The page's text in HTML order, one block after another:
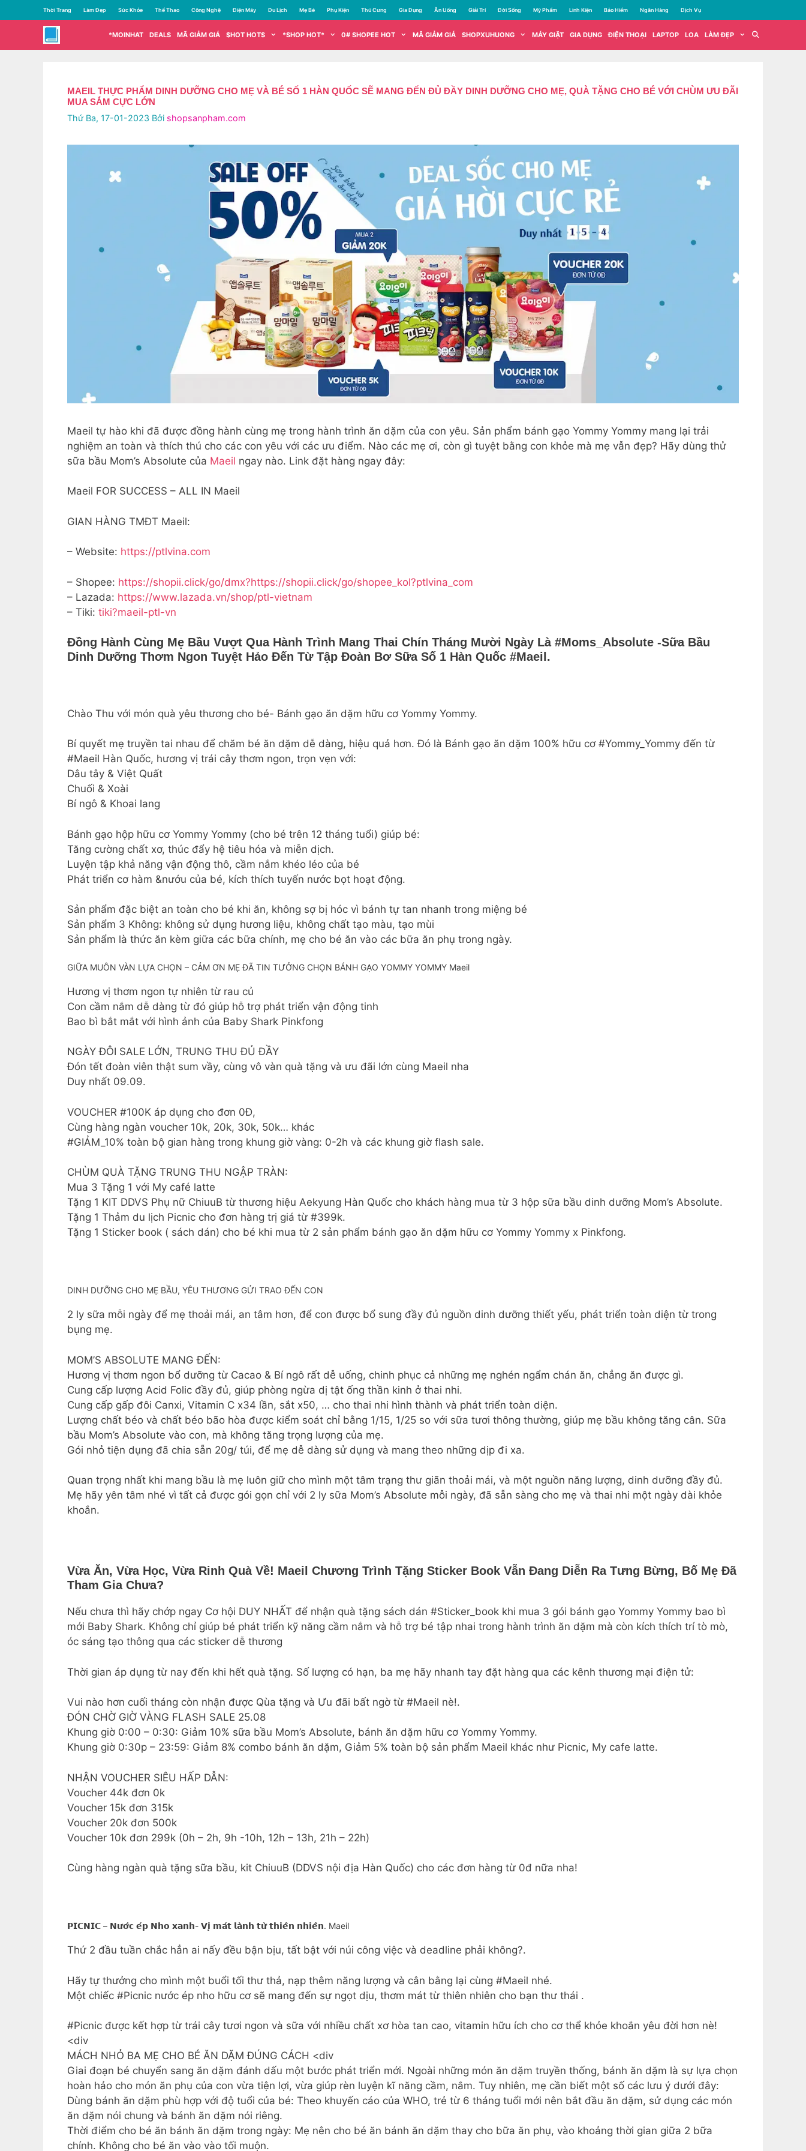
đến
dung
Thời Trang Làm Đẹp Sức Khỏe Thể Thao Công Nghệ Điện Máy Du Lịch Mẹ Bé Phụ Kiện Thú Cưng Gia Dụng Ăn Uống Giải Trí Đời Sống Mỹ Phẩm Linh Kiện Bảo Hiểm Ngân Hàng Dịch Vụ
*MOINHAT DEALS MÃ GIẢM GIÁ $HOT HOT$ *SHOP HOT* 0# SHOPEE HOT MÃ GIẢM GIÁ SHOPXUHUONG MÁY GIẶT GIA DỤNG ĐIỆN THOẠI LAPTOP LOA LÀM ĐẸP
MAEIL THỰC PHẨM DINH DƯỠNG CHO MẸ VÀ BÉ SỐ 1 HÀN QUỐC SẼ MANG ĐẾN ĐỦ ĐẦY DINH DƯỠNG CHO MẸ, QUÀ TẶNG CHO BÉ VỚI CHÙM ƯU ĐÃI
MUA SẮM CỰC LỚN
Thứ Ba, 17-01-2023 Bởi shopsanpham.com
Maeil tự hào khi đã được đồng hành cùng mẹ trong hành trình ăn dặm của con yêu. Sản phẩm bánh gạo Yommy Yommy mang lại trải
nghiệm an toàn và thích thú cho các con yêu với các ưu điểm. Nào các mẹ ơi, còn gì tuyệt bằng con khỏe mà mẹ vẫn đẹp? Hãy dùng thử
sữa bầu Mom’s Absolute của Maeil ngay nào. Link đặt hàng ngay đây:
Maeil FOR SUCCESS – ALL IN Maeil
GIAN HÀNG TMĐT Maeil:
– Website: https://ptlvina.com
– Shopee: https://shopii.click/go/dmx?https://shopii.click/go/shopee_kol?ptlvina_com
– Lazada: https://www.lazada.vn/shop/ptl-vietnam
– Tiki: tiki?maeil-ptl-vn
Đồng Hành Cùng Mẹ Bầu Vượt Qua Hành Trình Mang Thai Chín Tháng Mười Ngày Là #Moms_Absolute -sữa Bầu
Dinh Dưỡng Thơm Ngon Tuyệt Hảo Đến Từ Tập Đoàn Bơ Sữa Số 1 Hàn Quốc #Maeil.
Chào Thu với món quà yêu thương cho bé- Bánh gạo ăn dặm hữu cơ Yommy Yommy.
Bí quyết mẹ truyền tai nhau để chăm bé ăn dặm dễ dàng, hiệu quả hơn. Đó là Bánh gạo ăn dặm 100% hữu cơ #Yommy_Yommy đến từ
#Maeil Hàn Quốc, hương vị trái cây thơm ngon, trọn vẹn với:
Dâu tây & Việt Quất
Chuối & Xoài
Bí ngô & Khoai lang
Bánh gạo hộp hữu cơ Yommy Yommy (cho bé trên 12 tháng tuổi) giúp bé:
Tăng cường chất xơ, thúc đẩy hệ tiêu hóa và miễn dịch.
Luyện tập khả năng vận động thô, cầm nắm khéo léo của bé
Phát triển cơ hàm &nướu của bé, kích thích tuyến nước bọt hoạt động.
Sản phẩm đặc biệt an toàn cho bé khi ăn, không sợ bị hóc vì bánh tự tan nhanh trong miệng bé
Sản phẩm 3 Không: không sử dụng hương liệu, không chất tạo màu, tạo mùi
Sản phẩm là thức ăn kèm giữa các bữa chính, mẹ cho bé ăn vào các bữa ăn phụ trong ngày.
GIỮA MUÔN VÀN LỰA CHỌN – CẢM ƠN MẸ ĐÃ TIN TƯỞNG CHỌN BÁNH GẠO YOMMY YOMMY Maeil
Hương vị thơm ngon tự nhiên từ rau củ
Con cầm nắm dễ dàng từ đó giúp hỗ trợ phát triển vận động tinh
Bao bì bắt mắt với hình ảnh của Baby Shark Pinkfong
NGÀY ĐÔI SALE LỚN, TRUNG THU ĐỦ ĐẦY
Đón tết đoàn viên thật sum vầy, cùng vô vàn quà tặng và ưu đãi lớn cùng Maeil nha
Duy nhất 09.09.
VOUCHER #100K áp dụng cho đơn 0Đ,
Cùng hàng ngàn voucher 10k, 20k, 30k, 50k… khác
#GIẢM_10% toàn bộ gian hàng trong khung giờ vàng: 0-2h và các khung giờ flash sale.
CHÙM QUÀ TẶNG TRUNG THU NGẬP TRÀN:
Mua 3 Tặng 1 với My café latte
Tặng 1 KIT DDVS Phụ nữ ChiuuB từ thương hiệu Aekyung Hàn Quốc cho khách hàng mua từ 3 hộp sữa bầu dinh dưỡng Mom’s Absolute.
Tặng 1 Thảm du lịch Picnic cho đơn hàng trị giá từ #399k.
Tặng 1 Sticker book ( sách dán) cho bé khi mua từ 2 sản phẩm bánh gạo ăn dặm hữu cơ Yommy Yommy x Pinkfong.
DINH DƯỠNG CHO MẸ BẦU, YÊU THƯƠNG GỬI TRAO ĐẾN CON
2 ly sữa mỗi ngày để mẹ thoải mái, an tâm hơn, để con được bổ sung đầy đủ nguồn dinh dưỡng thiết yếu, phát triển toàn diện từ trong
bụng mẹ.
MOM’S ABSOLUTE MANG ĐẾN:
Hương vị thơm ngon bổ dưỡng từ Cacao & Bí ngô rất dễ uống, chinh phục cả những mẹ nghén ngẩm chán ăn, chẳng ăn được gì.
Cung cấp lượng Acid Folic đầy đủ, giúp phòng ngừa dị tật ống thần kinh ở thai nhi.
Cung cấp gấp đôi Canxi, Vitamin C x34 lần, sắt x50, … cho thai nhi hình thành và phát triển toàn diện.
Lượng chất béo và chất béo bão hòa được kiểm soát chỉ bằng 1/15, 1/25 so với sữa tươi thông thường, giúp mẹ bầu không tăng cân. Sữa
bầu Mom’s Absolute vào con, mà không tăng trọng lượng của mẹ.
Gói nhỏ tiện dụng đã chia sẵn 20g/ túi, để mẹ dễ dàng sử dụng và mang theo những dịp đi xa.
Quan trọng nhất khi mang bầu là mẹ luôn giữ cho mình một tâm trạng thư giãn thoải mái, và một nguồn năng lượng, dinh dưỡng đầy đủ.
Mẹ hãy yên tâm nhé vì tất cả được gói gọn chỉ với 2 ly sữa Mom’s Absolute mỗi ngày, đã sẵn sàng cho mẹ và thai nhi một ngày dài khỏe
khoắn.
Vừa Ăn, Vừa Học, Vừa Rinh Quà Về! Maeil Chương Trình Tặng Sticker Book Vẫn Đang Diễn Ra Tưng Bừng, Bố Mẹ Đã
Tham Gia Chưa?
Nếu chưa thì hãy chớp ngay Cơ hội DUY NHẤT để nhận quà tặng sách dán #Sticker_book khi mua 3 gói bánh gạo Yommy Yommy bao bì
mới Baby Shark. Không chỉ giúp bé phát triển kỹ năng cầm nắm và hỗ trợ bé tập nhai trong hành trình ăn dặm mà còn kích thích trí tò mò,
óc sáng tạo thông qua các sticker dễ thương
Thời gian áp dụng từ nay đến khi hết quà tặng. Số lượng có hạn, ba mẹ hãy nhanh tay đặt hàng qua các kênh thương mại điện tử:
Vui nào hơn cuối tháng còn nhận được Qùa tặng và Ưu đãi bất ngờ từ #Maeil nè!.
ĐÓN CHỜ GIỜ VÀNG FLASH SALE 25.08
Khung giờ 0:00 – 0:30: Giảm 10% sữa bầu Mom’s Absolute, bánh ăn dặm hữu cơ Yommy Yommy.
Khung giờ 0:30p – 23:59: Giảm 8% combo bánh ăn dặm, Giảm 5% toàn bộ sản phẩm Maeil khác như Picnic, My cafe latte.
NHẬN VOUCHER SIÊU HẤP DẪN:
Voucher 44k đơn 0k
Voucher 15k đơn 315k
Voucher 20k đơn 500k
Voucher 10k đơn 299k (0h – 2h, 9h -10h, 12h – 13h, 21h – 22h)
Cùng hàng ngàn quà tặng sữa bầu, kit ChiuuB (DDVS nội địa Hàn Quốc) cho các đơn hàng từ 0đ nữa nha!
𝗣𝗜𝗖𝗡𝗜𝗖 – 𝗡𝘂̛𝗼̛́𝗰 𝗲́𝗽 𝗡𝗵𝗼 𝘅𝗮𝗻𝗵- 𝗩𝗶̣ 𝗺𝗮́𝘁 𝗹𝗮̀𝗻𝗵 𝘁𝘂̛̀ 𝘁𝗵𝗶𝗲̂𝗻 𝗻𝗵𝗶𝗲̂𝗻. Maeil
Thứ 2 đầu tuần chắc hẳn ai nấy đều bận bịu, tất bật với núi công việc và deadline phải không?.
Hãy tự thưởng cho mình một buổi tối thư thả, nạp thêm năng lượng và cân bằng lại cùng #Maeil nhé.
Một chiếc #Picnic nước ép nho hữu cơ sẽ mang đến sự ngọt dịu, thơm mát từ thiên nhiên cho bạn thư thái .
#Picnic được kết hợp từ trái cây tươi ngon và sữa với nhiều chất xơ hòa tan cao, vitamin hữu ích cho cơ thể khỏe khoắn yêu đời hơn nè!
<div
MÁCH NHỎ BA MẸ CHO BÉ ĂN DẶM ĐÚNG CÁCH <div
Giai đoạn bé chuyển sang ăn dặm đánh dấu một bước phát triển mới. Ngoài những món ăn dặm truyền thống, bánh ăn dặm là sự lựa chọn
hoàn hảo cho món ăn phụ của con vừa tiện lợi, vừa giúp rèn luyện kĩ năng cầm, nắm. Tuy nhiên, mẹ cần biết một số các lưu ý dưới đây:
Dùng bánh ăn dặm phù hợp với độ tuổi của bé: Theo khuyến cáo của WHO, trẻ từ 6 tháng tuổi mới nên bắt đầu ăn dặm, sử dụng các món
ăn dặm nói chung và bánh ăn dặm nói riêng.
Thời điểm cho bé ăn bánh ăn dặm trong ngày: Mẹ nên cho bé ăn bánh ăn dặm thay cho bữa ăn phụ, vào khoảng thời gian giữa 2 bữa
chính. Không cho bé ăn vào vào tối muộn.